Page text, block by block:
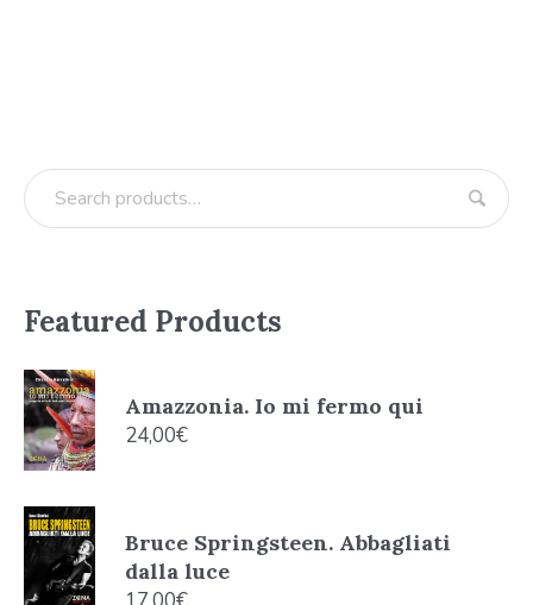
Featured Products
Amazzonia. Io mi fermo qui
24,00€
Bruce Springsteen. Abbagliati
dalla luce